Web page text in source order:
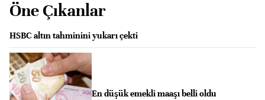
Öne Çıkanlar
HSBC altın tahminini yukarı çekti
En düşük emekli maaşı belli oldu